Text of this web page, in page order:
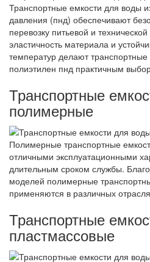
Транспортные емкости для воды
давления (пнд) обеспечивают
перевозку питьевой и
эластичность материала и
температур делают
полиэтилен пнд практичным
Транспортные
полимерные
Полимерные транспортные
отличными эксплуатационными
длительным сроком службы.
моделей полимерные
применяются в различных
Транспортные
пластмассовые